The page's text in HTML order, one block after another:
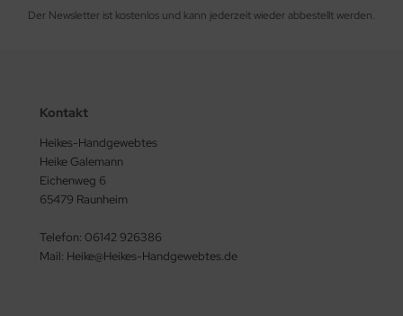
Der Newsletter ist kostenlos und kann jederzeit wieder abbestellt werden.
Kontakt
Heikes-Handgewebtes
Heike Galemann
Eichenweg 6
65479 Raunheim
Telefon: 06142 926386
Mail: Heike@Heikes-Handgewebtes.de